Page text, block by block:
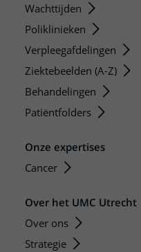
Wachttijden
Poliklinieken
Verpleegafdelingen
Ziektebeelden (A-Z)
Behandelingen
Patiëntfolders
Onze expertises
Cancer
Over het UMC Utrecht
Over ons
Strategie